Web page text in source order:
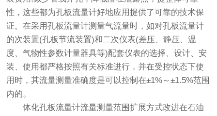
性，这些都为孔板流量计好地应用提供了可靠的技术保
证。在采用孔板流量计测量气流量时，如对孔板流量计
的次装置(孔板节流装置)和二次仪表(差压、静压、温
度、气物性参数计量器具等)配套仪表的选择、设计、安
装、使用都严格按照有关标准进行，并在受控状态下使
用时，其流量测量准确度是可以控制在±1%～±1.5%范围
内的。
体化孔板流量计流量测量范围扩展方式改进在石油